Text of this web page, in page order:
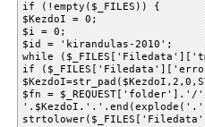
if (!empty($_FILES)) {
$KezdoI = 0;
$i = 0;
$id = 'kirandulas-2010';
while
if
$fn =